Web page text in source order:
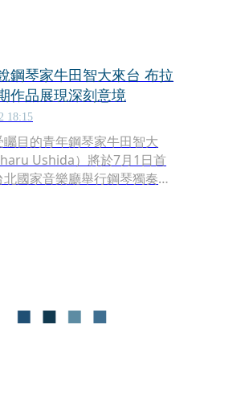
琴家牛田智大來台 布拉
作品展現深刻意境
18:15
矚目的青年鋼琴家牛田智大
Ushida）將於7月1日首
北國家音樂廳舉行鋼琴獨奏